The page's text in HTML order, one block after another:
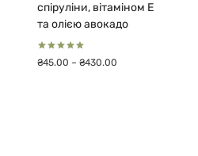
спіруліни, вітаміном Е
та олією авокадо
Оцінено в
5.00
₴45.00 – ₴430.00